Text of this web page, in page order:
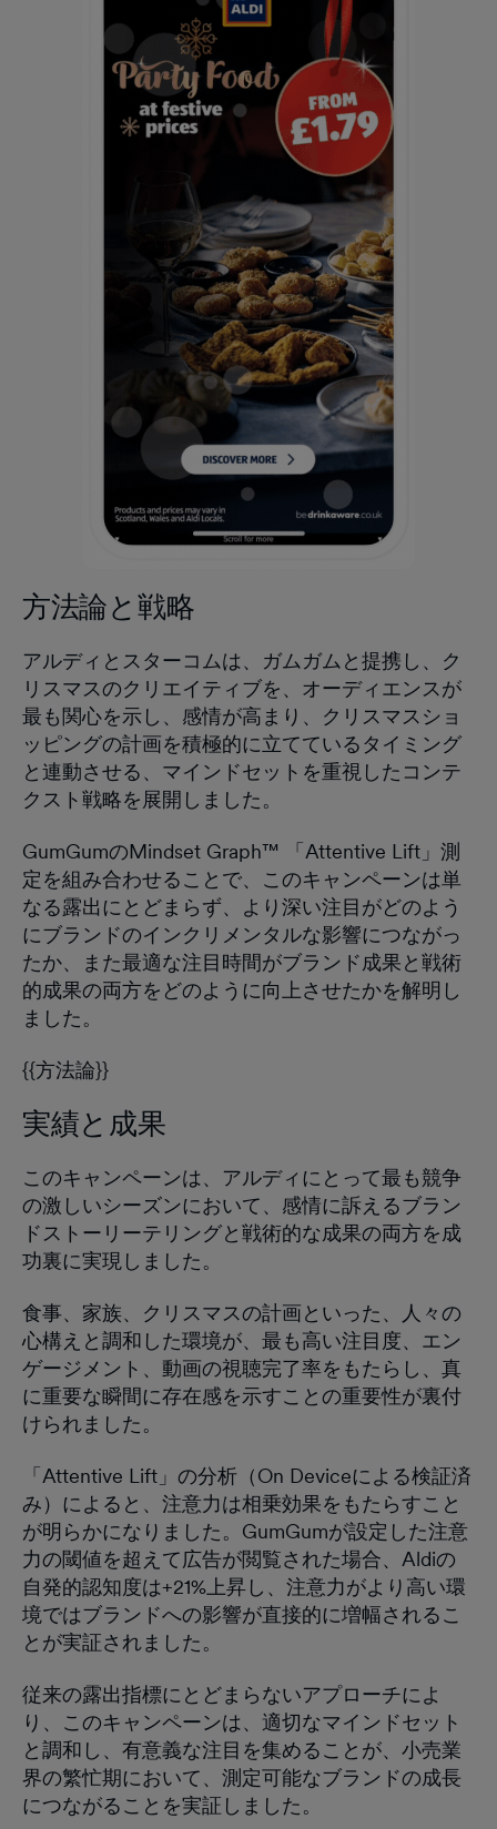
方法論と戦略
アルディとスターコムは、ガムガムと提携し、ク
リスマスのクリエイティブを、オーディエンスが
最も関心を示し、感情が高まり、クリスマスショ
ッピングの計画を積極的に立てているタイミング
と連動させる、マインドセットを重視したコンテ
クスト戦略を展開しました。
GumGumのMindset Graph™ 「Attentive Lift」測
定を組み合わせることで、このキャンペーンは単
なる露出にとどまらず、より深い注目がどのよう
にブランドのインクリメンタルな影響につながっ
たか、また最適な注目時間がブランド成果と戦術
的成果の両方をどのように向上させたかを解明し
ました。
{{方法論}}
実績と成果
このキャンペーンは、アルディにとって最も競争
の激しいシーズンにおいて、感情に訴えるブラン
ドストーリーテリングと戦術的な成果の両方を成
功裏に実現しました。
食事、家族、クリスマスの計画といった、人々の
心構えと調和した環境が、最も高い注目度、エン
ゲージメント、動画の視聴完了率をもたらし、真
に重要な瞬間に存在感を示すことの重要性が裏付
けられました。
「Attentive Lift」の分析（On Deviceによる検証済
み）によると、注意力は相乗効果をもたらすこと
が明らかになりました。GumGumが設定した注意
力の閾値を超えて広告が閲覧された場合、Aldiの
自発的認知度は+21%上昇し、注意力がより高い環
境ではブランドへの影響が直接的に増幅されるこ
とが実証されました。
従来の露出指標にとどまらないアプローチによ
り、このキャンペーンは、適切なマインドセット
と調和し、有意義な注目を集めることが、小売業
界の繁忙期において、測定可能なブランドの成長
につながることを実証しました。